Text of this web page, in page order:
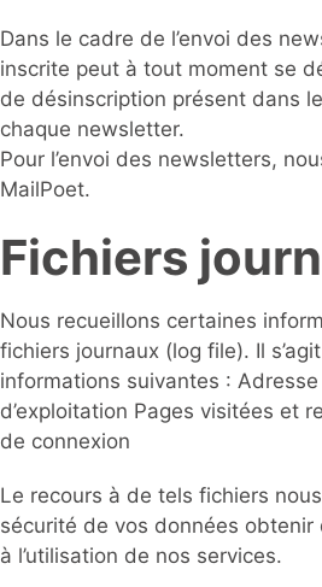
Dans le cadre de l’envoi des
inscrite peut à tout moment se
de désinscription présent dans
chaque newsletter.
Pour l’envoi des newsletters,
MailPoet.
Fichiers
Nous recueillons certaines
fichiers journaux (log file). Il
informations suivantes : Adresse
d’exploitation Pages visitées et
de connexion
Le recours à de tels fichiers
sécurité de vos données
à l’utilisation de nos services.